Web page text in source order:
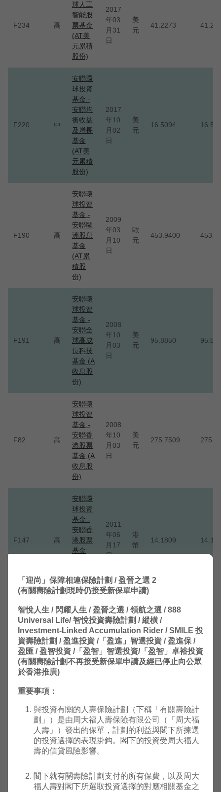
F234 高
球人工
智能股
票基金
(AT美
元累積
股份)
2017
年03
月31
日
美
元
41.2273
F220 中
安聯環
球投資
基金 -
安聯均
衡收益
及增長
基金
(AT美
元累積
股份)
2017
年10
月02
日
美
元
16.5094
F190 高
安聯環
球投資
基金 -
安聯歐
洲股息
基金
(AT累
積股
份)
2009
年03
月10
日
歐
元
453.9400
F191 高
安聯環
球投資
基金 -
安聯全
球高成
長科技
基金 (A
收息股
份)
2008
年10
月03
日
美
元
95.8850
F82 高
安聯環
球投資
基金 -
安聯香
港股票
基金 (A
收息股
份)
2008
年10
月03
日
美
元
275.7509
F147 高
安聯環
球投資
基金 -
安聯香
港股票
基金
份)
2011
年06
月17
日
港
幣
14.1809
F192 中
安聯環
球投資
基金 -
安聯收
益及增
長基金
(AT累
2011
年11
月18
日
美
元
31.3503
中
安聯收
益及增
長基金
- AM類
(美元)
份(分
派)
2021
年10
美
8.7369
「迎尚」保障相連保險計劃 / 盈晉之選 2
(有關壽險計劃現時仍接受新保單申請)
智悅人生 / 閃耀人生 / 盈晉之選 / 領航之選 / 888
Universal Life/ 智悅投資壽險計劃 / 縱橫 /
Investment-Linked Accumulation Rider / SMILE 投
資壽險計劃 / 盈進投資 /「盈進」智選投資 / 盈進保 /
盈匯 / 盈智投資 /「盈智」智選投資/「盈智」卓裕投資
(有關壽險計劃不再接受新保單申請及經已停止向公眾
於香港推廣)
重要事項：
與投資有關的人壽保險計劃（下稱「有關壽險計
劃」）是由周大福人壽保險有限公司（「周大福
人壽」）發出的保單，計劃的利益與閣下所揀選
的投資選擇的表現掛鈎。閣下的投資受周大福人
壽的信貸風險影響。
閣下就有關壽險計劃支付的所有保費，以及周大
福人壽對閣下所選取投資選擇的對應相關基金之